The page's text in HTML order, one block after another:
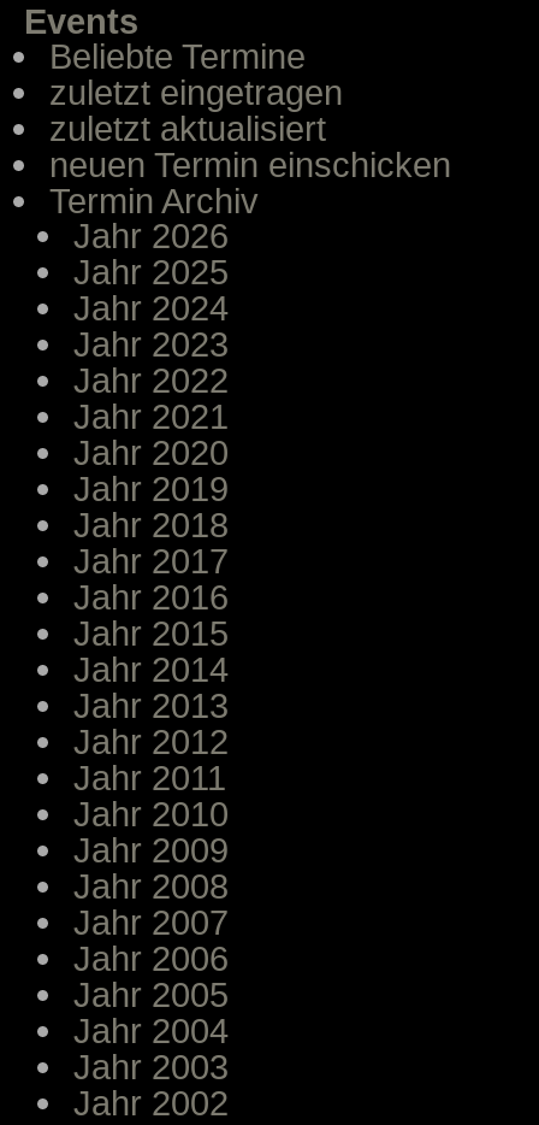
Events
Beliebte Termine
zuletzt eingetragen
zuletzt aktualisiert
neuen Termin einschicken
Termin Archiv
Jahr 2026
Jahr 2025
Jahr 2024
Jahr 2023
Jahr 2022
Jahr 2021
Jahr 2020
Jahr 2019
Jahr 2018
Jahr 2017
Jahr 2016
Jahr 2015
Jahr 2014
Jahr 2013
Jahr 2012
Jahr 2011
Jahr 2010
Jahr 2009
Jahr 2008
Jahr 2007
Jahr 2006
Jahr 2005
Jahr 2004
Jahr 2003
Jahr 2002